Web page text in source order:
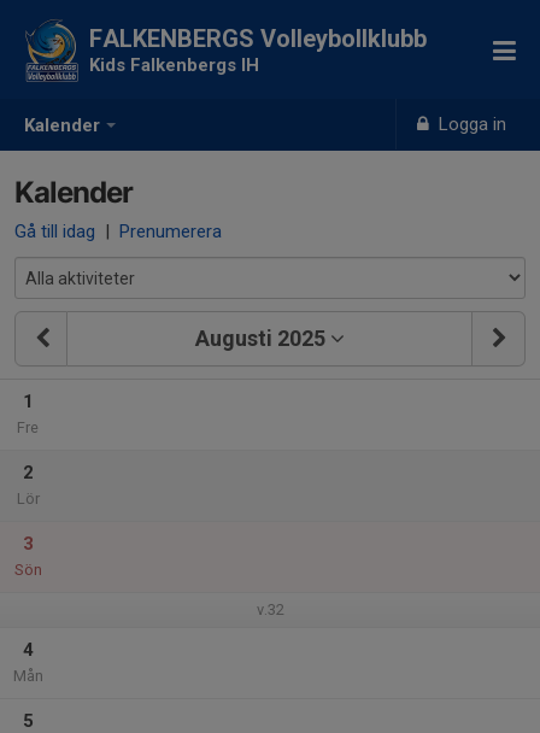
Kalender Logga in
FALKENBERGS Volleybollklubb
Kids Falkenbergs IH
Kalender
Gå till idag | Prenumerera
Augusti 2025
1
Fre
2
Lör
3
Sön
v.32
4
Mån
5